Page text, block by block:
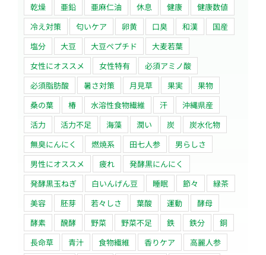
乾燥
亜鉛 亜麻仁油 休息 健康
健康数値
冷え対策
匂いケア 卵黄 口臭 和漢
国産
塩分
大豆 大豆ペプチド
大麦若葉
女性にオススメ
女性特有
必須アミノ酸
必須脂肪酸
暑さ対策 月見草 果実
果物
桑の葉
椿 水溶性食物繊維 汗
沖縄県産
活力
活力不足 海藻 潤い 炭
炭水化物
無臭にんにく
燃焼系 田七人参
男らしさ
男性にオススメ
疲れ
発酵黒にんにく
発酵黒玉ねぎ
白いんげん豆 睡眠 節々
緑茶
美容
胚芽 若々しさ 葉酸 運動
酵母
酵素
醗酵 野菜 野菜不足 鉄 鉄分
銅
長命草
青汁 食物繊維 香りケア 高麗人参